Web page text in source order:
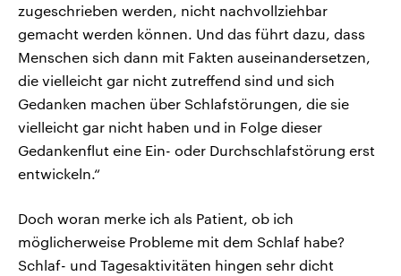
zugeschrieben werden, nicht nachvollziehbar
gemacht werden können. Und das führt dazu, dass
Menschen sich dann mit Fakten auseinandersetzen,
die vielleicht gar nicht zutreffend sind und sich
Gedanken machen über Schlafstörungen, die sie
vielleicht gar nicht haben und in Folge dieser
Gedankenflut eine Ein- oder Durchschlafstörung erst
entwickeln.“
Doch woran merke ich als Patient, ob ich
möglicherweise Probleme mit dem Schlaf habe?
Schlaf- und Tagesaktivitäten hingen sehr dicht